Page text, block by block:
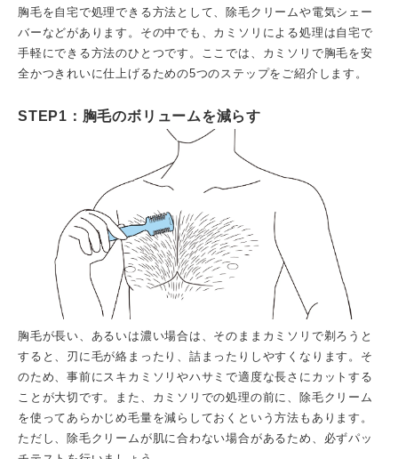
胸毛を自宅で処理できる方法として、除毛クリームや電気シェー
バーなどがあります。その中でも、カミソリによる処理は自宅で
手軽にできる方法のひとつです。ここでは、カミソリで胸毛を安
全かつきれいに仕上げるための5つのステップをご紹介します。
STEP1：胸毛のボリュームを減らす
胸毛が長い、あるいは濃い場合は、そのままカミソリで剃ろうと
すると、刃に毛が絡まったり、詰まったりしやすくなります。そ
のため、事前にスキカミソリやハサミで適度な長さにカットする
ことが大切です。また、カミソリでの処理の前に、除毛クリーム
を使ってあらかじめ毛量を減らしておくという方法もあります。
ただし、除毛クリームが肌に合わない場合があるため、必ずパッ